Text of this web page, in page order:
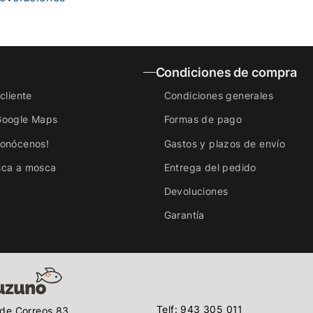
Maps
a mosca
Condiciones de compra
Condiciones generales
Formas de pago
Gastos y plazos de envío
Entrega del pedido
Devoluciones
Garantía
Correos 83 Telf: 943 305 011